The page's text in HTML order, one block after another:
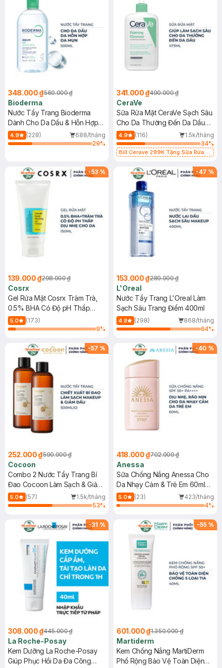
348.000 ₫560.000 ₫
Bioderma
Nước Tẩy Trang Bioderma
Dành Cho Da Dầu & Hỗn Hợp
500ml
4.9 (228)
688/tháng
29%
341.000 ₫490.000 ₫
CeraVe
Sữa Rửa Mặt CeraVe Sạch Sâu
Cho Da Thường Đến Da Dầu
473ml
4.9 (116)
1.5k/tháng
34%
Bill Cerave 299K Tặng Sữa Rửa
-53 %
139.000 ₫298.000 ₫
Cosrx
Gel Rửa Mặt Cosrx Tràm Trà,
0.5% BHA Có Độ pH Thấp
150ml
5.0
(173)
9%
-47 %
153.000 ₫289.000 ₫
L'Oreal
Nước Tẩy Trang L'Oreal Làm
Sạch Sâu Trang Điểm 400ml
4.8 (298)
868/tháng
64%
-57 %
252.000 ₫590.000 ₫
Cocoon
Combo 2 Nước Tẩy Trang Bí
Đao Cocoon Làm Sạch & Giảm
Dầu 500ml
5.0 (57)
1.5k/tháng
53%
-40 %
418.000 ₫702.000 ₫
Anessa
Sữa Chống Nắng Anessa Cho
Da Nhạy Cảm & Trẻ Em 60ml
(Mới)
5.0 (23)
423/tháng
4%
-31 %
308.000 ₫445.000 ₫
La Roche-Posay
Kem Dưỡng La Roche-Posay
Giúp Phục Hồi Da Đa Công
-55 %
601.000 ₫1.350.000 ₫
Martiderm
Kem Chống Nắng MartiDerm
Phổ Rộng Bảo Vệ Toàn Diện